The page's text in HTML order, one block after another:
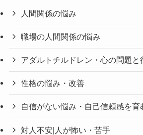
人間関係の悩み
職場の人間関係の悩み
アダルトチルドレン・心の問題と
性格の悩み・改善
自信がない悩み・自己信頼感を育
対人不安|人が怖い・苦手